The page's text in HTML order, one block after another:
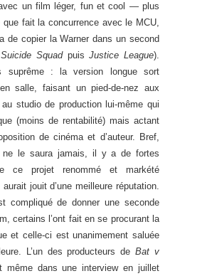
un film léger, fun et cool — plus
que fait la concurrence avec le MCU,
de copier la Warner dans un second
Suicide SquadpuisJustice League).
suprême : la version longue sort
salle, faisant un pied-de-nez aux
studio de production lui-même qui
(moins de rentabilité) mais actant
de cinéma et d’auteur. Bref,
ne le saura jamais, il y a de fortes
ce projet renommé et markété
jouit d’une meilleure réputation.
compliqué de donner une seconde
certains l’ont fait en se procurant la
et celle-ci est unanimement saluée
L’un des producteurs deBat v
même dans une interview en juillet